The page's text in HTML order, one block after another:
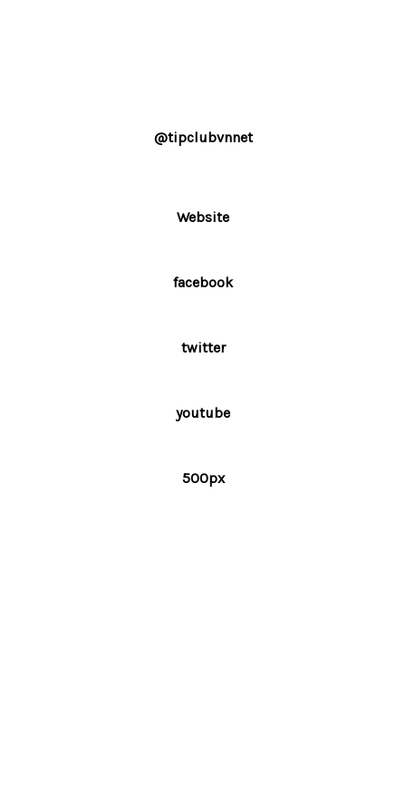
@tipclubvnnet
Website
facebook
twitter
youtube
500px